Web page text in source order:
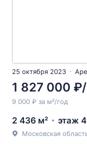
25 октября 2023
1 827 000
9 000 ₽ за м²/год
2 436 м² этаж 4